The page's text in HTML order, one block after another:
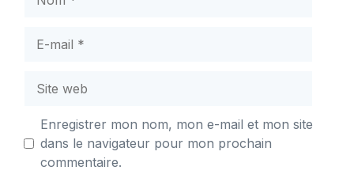
mail
web
Enregistrer mon nom, mon e-mail et mon site
dans le navigateur pour mon prochain
commentaire.